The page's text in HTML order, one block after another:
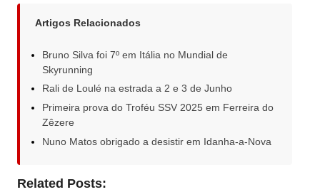
Artigos Relacionados
Bruno Silva foi 7º em Itália no Mundial de
Skyrunning
Rali de Loulé na estrada a 2 e 3 de Junho
Primeira prova do Troféu SSV 2025 em Ferreira do
Zêzere
Nuno Matos obrigado a desistir em Idanha-a-Nova
Related Posts: